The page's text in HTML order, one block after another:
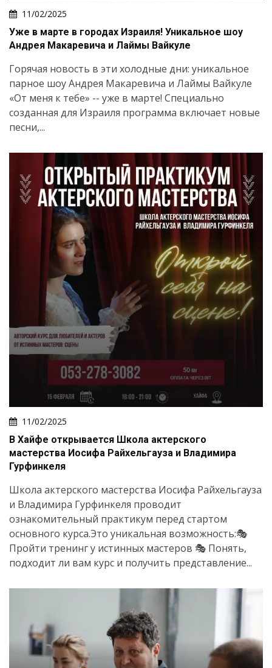
11/02/2025
Уже в марте в городах Израиля! Уникальное шоу
Андрея Макаревича и Лаймы Вайкуле
Горячая новость в эти холодные дни: уникальное
парное шоу Андрея Макаревича и Лаймы Вайкуле
«От меня к тебе» -- уже в марте! Специально
созданная для Израиля программа включает новые
песни,...
11/02/2025
В Хайфе открывается Школа актерского
мастерства Иосифа Райхельгауза и Владимира
Гурфинкеля
Школа актерского мастерства Иосифа Райхельгауза
и Владимира Гурфинкеля проводит
ознакомительный практикум перед стартом
основного курса.Это уникальная возможность:🎭
Пройти тренинг у истинных мастеров 🎭 Понять,
подходит ли вам курс и получить представление...